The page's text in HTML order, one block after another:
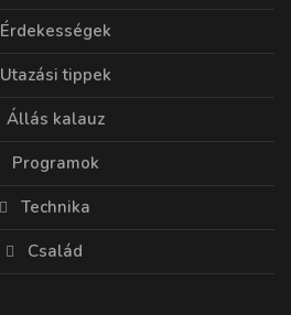
Érdekességek
Utazási tippek
Állás kalauz
Programok
Technika
Család